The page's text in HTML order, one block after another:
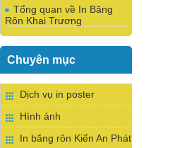
Tổng quan về In Băng
Rôn Khai Trương
Chuyên mục
Dịch vụ in poster
Hình ảnh
In băng rôn Kiến An Phát